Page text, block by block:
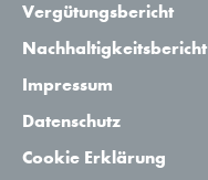
Vergütungsbericht
Nachhaltigkeitsbericht
Impressum
Datenschutz
Cookie Erklärung